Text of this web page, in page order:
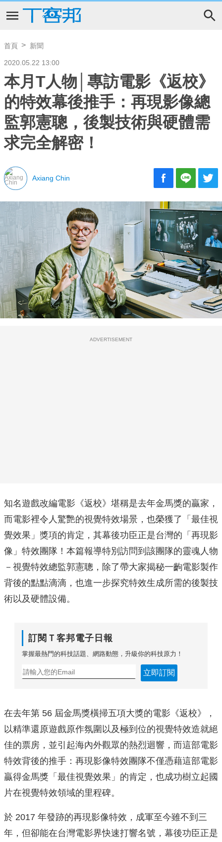
首頁 新聞
2020.05.22 13:00
本月T人物│專訪電影《返校》
的特效幕後推手：再現影像總
監郭憲聰，後製技術與硬體需
求完全解密！
Axiang Chin
ADVERTISEMENT
知名遊戲改編電影《返校》堪稱是去年金馬獎的贏家，
而電影裡令人驚艷的視覺特效場景，也榮獲了「最佳視
覺效果」獎項的肯定，其幕後功臣正是台灣的「再現影
像」特效團隊！本篇報導特別訪問到該團隊的靈魂人物
－視覺特效總監郭憲聰，除了帶大家揭秘一齣電影製作
背後的點點滴滴，也進一步探究特效生成所需的後製技
術以及硬體設備。
訂閱Ｔ客邦電子日報
掌握最熱門的科技話題、網路動態，升級你的科技原力！
立即訂閱
在去年第 56 屆金馬獎橫掃五項大獎的電影《返校》，
以精準還原遊戲原作氛圍以及極到位的視覺特效造就絕
佳的票房，並引起海內外觀眾的熱烈迴響，而這部電影
特效背後的推手：再現影像特效團隊不僅憑藉這部電影
贏得金馬獎「最佳視覺效果」的肯定，也成功樹立起國
片在視覺特效領域的里程碑。
於 2017 年發跡的再現影像特效，成軍至今雖不到三
年，但卻能在台灣電影界快速打響名號，幕後功臣正是